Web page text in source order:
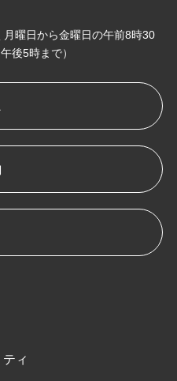
曜日から金曜日の午前8時30
後5時まで）
ィ